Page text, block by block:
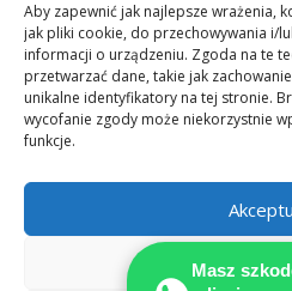
Aby zapewnić jak najlepsze wrażenia,
jak pliki cookie, do przechowywania i/
informacji o urządzeniu. Zgoda na te
przetwarzać dane, takie jak
unikalne identyfikatory na tej stronie.
wycofanie zgody może niekorzystnie
funkcje.
Masz